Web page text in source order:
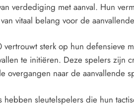
verdediging met aanval. Hun
vitaal belang voor de
vertrouwt sterk op hun defensieve
te initiëren. Deze spelers zijn
overgangen naar de aanvallende
hebben sleutelspelers die hun